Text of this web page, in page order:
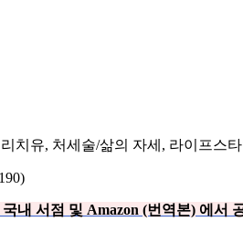
치유, 처세술/삶의 자세, 라이프스
내 서점 및 Amazon (번역본) 에서